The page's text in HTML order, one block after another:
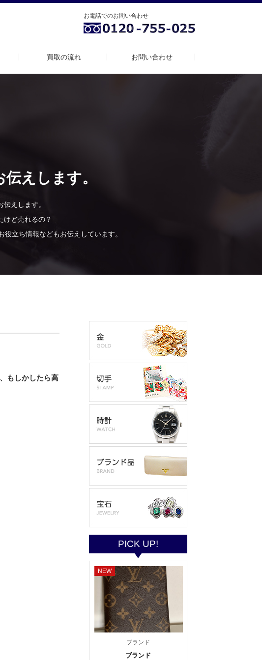
お電話でのお問い合わせ
買取の流れ お問い合わせ
えします。
えします。
けど売れるの？
立ち情報などもお伝えしています。
もしかしたら高
PICK UP!
NEW
ブランド
ブランド